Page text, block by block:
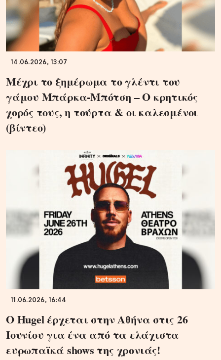
14.06.2026, 13:07
Μέχρι το ξημέρωμα το γλέντι του
γάμου Μπάρκα-Μπότση – Ο κρητικός
χορός τους, η τούρτα & οι καλεσμένοι
(βίντεο)
11.06.2026, 16:44
Ο Hugel έρχεται στην Αθήνα στις 26
Ιουνίου για ένα από τα ελάχιστα
ευρωπαϊκά shows της χρονιάς!